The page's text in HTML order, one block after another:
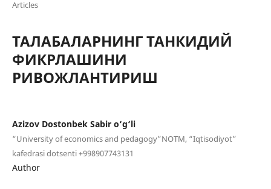
Articles
ТАЛАБАЛАРНИНГ ТАНКИДИЙ
ФИКРЛАШИНИ
РИВОЖЛАНТИРИШ
Azizov Dostonbek Sabir o‘g‘li
“University of economics and pedagogy”NOTM, “Iqtisodiyot”
kafedrasi dotsenti +998907743131
Author